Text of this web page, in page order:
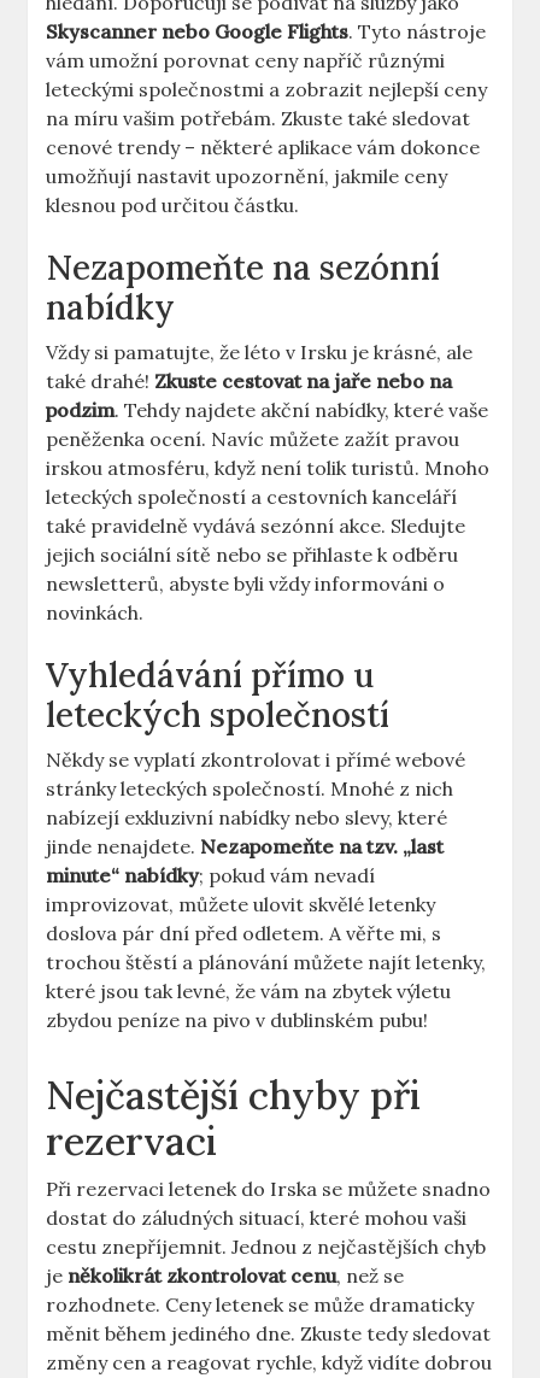
Skyscanner nebo Google Flights. Tyto nástroje
vám umožní porovnat ceny napříč různými
leteckými společnostmi a zobrazit nejlepší ceny
na míru vašim potřebám. Zkuste také sledovat
cenové trendy – některé aplikace vám dokonce
umožňují nastavit upozornění, jakmile ceny
klesnou pod určitou částku.
Nezapomeňte na sezónní
nabídky
Vždy si pamatujte, že léto v Irsku je krásné, ale
také drahé! Zkuste cestovat na jaře nebo na
podzim. Tehdy najdete akční nabídky, které vaše
peněženka ocení. Navíc můžete zažít pravou
irskou atmosféru, když není tolik turistů. Mnoho
leteckých společností a cestovních kanceláří
také pravidelně vydává sezónní akce. Sledujte
jejich sociální sítě nebo se přihlaste k odběru
newsletterů, abyste byli vždy informováni o
novinkách.
Vyhledávání přímo u
leteckých společností
Někdy se vyplatí zkontrolovat i přímé webové
stránky leteckých společností. Mnohé z nich
nabízejí exkluzivní nabídky nebo slevy, které
jinde nenajdete. Nezapomeňte na tzv. „last
minute“ nabídky; pokud vám nevadí
improvizovat, můžete ulovit skvělé letenky
doslova pár dní před odletem. A věřte mi, s
trochou štěstí a plánování můžete najít letenky,
které jsou tak levné, že vám na zbytek výletu
zbydou peníze na pivo v dublinském pubu!
Nejčastější chyby při
rezervaci
Při rezervaci letenek do Irska se můžete snadno
dostat do záludných situací, které mohou vaši
cestu znepříjemnit. Jednou z nejčastějších chyb
je několikrát zkontrolovat cenu, než se
rozhodnete. Ceny letenek se může dramaticky
měnit během jediného dne. Zkuste tedy sledovat
změny cen a reagovat rychle, když vidíte dobrou